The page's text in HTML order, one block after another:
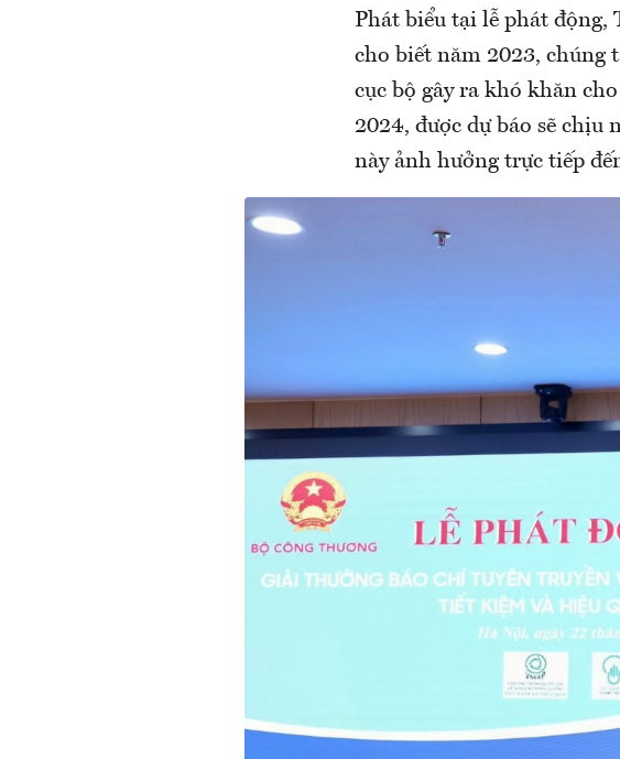
Phát biểu tại lễ phát
cho biết năm 2023, chúng
cục bộ gây ra khó khăn
2024, được dự báo sẽ
này ảnh hưởng trực tiếp